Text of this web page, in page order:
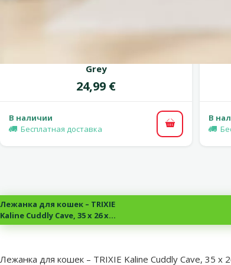
Grey
Оценка 0%
Цена
24,99 €
В наличии
Бесплатная доставка
В корзину
В
Лежанка для кошек – TRIXIE
Kaline Cuddly Cave, 35 x 26 x
41 см, Grey/Cream
superzoo.product.detail.content
Лежанка для кошек – TRIXIE Kaline Cuddly Cave, 35 x